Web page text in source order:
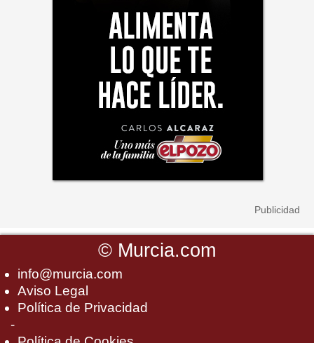
© Murcia.com
info@murcia.com
Aviso Legal
Política de Privacidad
-